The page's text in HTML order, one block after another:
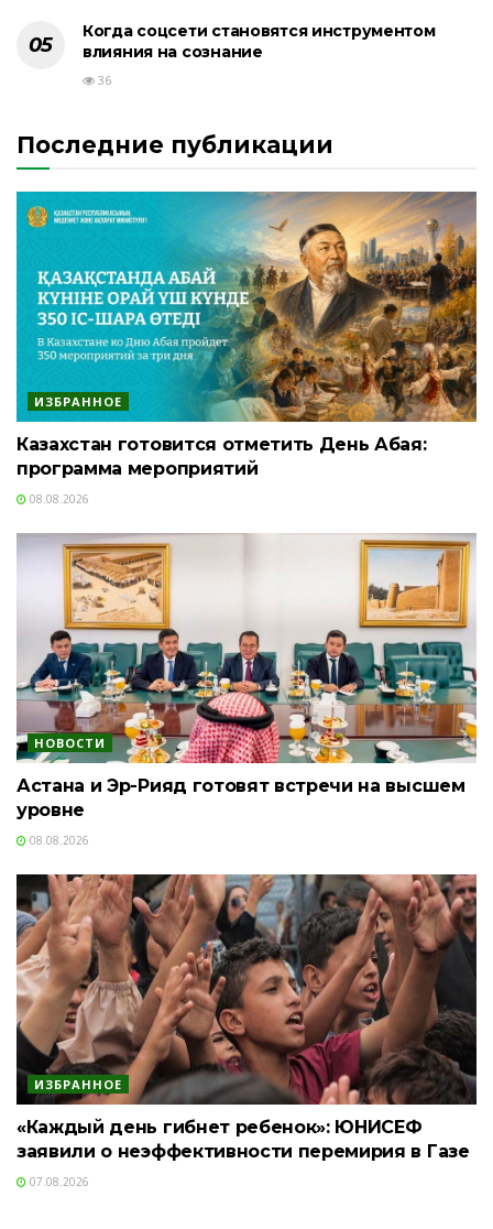
Когда соцсети становятся инструментом
влияния на сознание
36
Последние публикации
ИЗБРАННОЕ
Казахстан готовится отметить День Абая:
программа мероприятий
08.08.2026
НОВОСТИ
Астана и Эр-Рияд готовят встречи на высшем
уровне
08.08.2026
ИЗБРАННОЕ
«Каждый день гибнет ребенок»: ЮНИСЕФ
заявили о неэффективности перемирия в Газе
07.08.2026